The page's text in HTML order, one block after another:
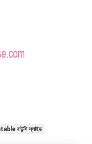
বাউন্সি স্লাইড